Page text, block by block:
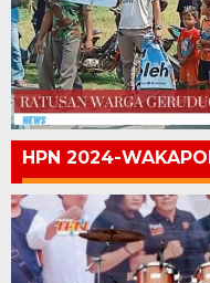
HPN 2024-